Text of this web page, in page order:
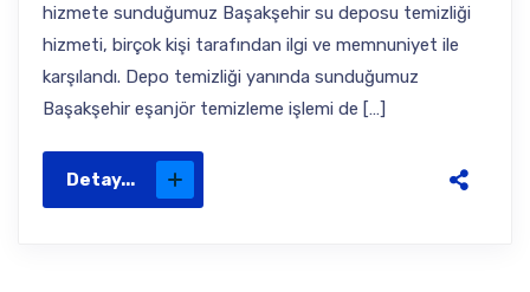
hizmete sunduğumuz Başakşehir su deposu temizliği
hizmeti, birçok kişi tarafından ilgi ve memnuniyet ile
karşılandı. Depo temizliği yanında sunduğumuz
Başakşehir eşanjör temizleme işlemi de […]
Detay...